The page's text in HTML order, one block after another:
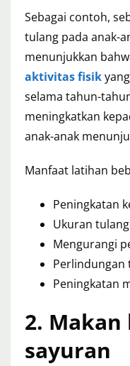
Sebagai contoh,
tulang pada anak-
menunjukkan
aktivitas fisik
selama tahun-
meningkatkan
anak-anak
Manfaat latihan
Peningkatan
Ukuran
Mengurangi
Perlindungan
Peningkatan
2.
sayuran